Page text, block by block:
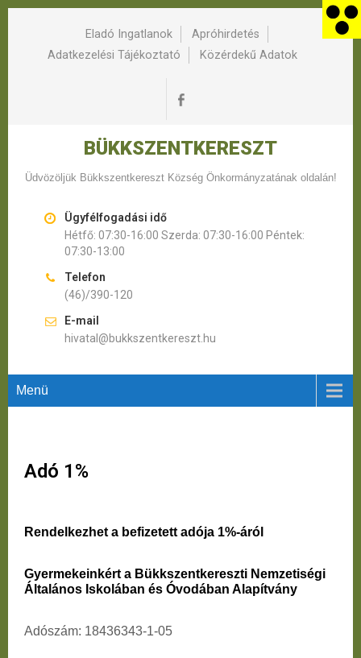
Eladó Ingatlanok
Apróhirdetés
Adatkezelési Tájékoztató
Közérdekű Adatok
BÜKKSZENTKERESZT
Üdvözöljük Bükkszentkereszt Község Önkormányzatának oldalán!
Ügyfélfogadási idő
Hétfő: 07:30-16:00 Szerda: 07:30-16:00 Péntek:
07:30-13:00
Telefon
(46)/390-120
E-mail
hivatal@bukkszentkereszt.hu
Menü
Adó 1%
Rendelkezhet a befizetett adója 1%-áról
Gyermekeinkért a Bükkszentkereszti Nemzetiségi
Általános Iskolában és Óvodában Alapítvány
Adószám: 18436343-1-05